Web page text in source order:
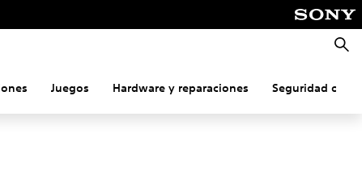
Juegos Hardware y reparaciones Seguridad